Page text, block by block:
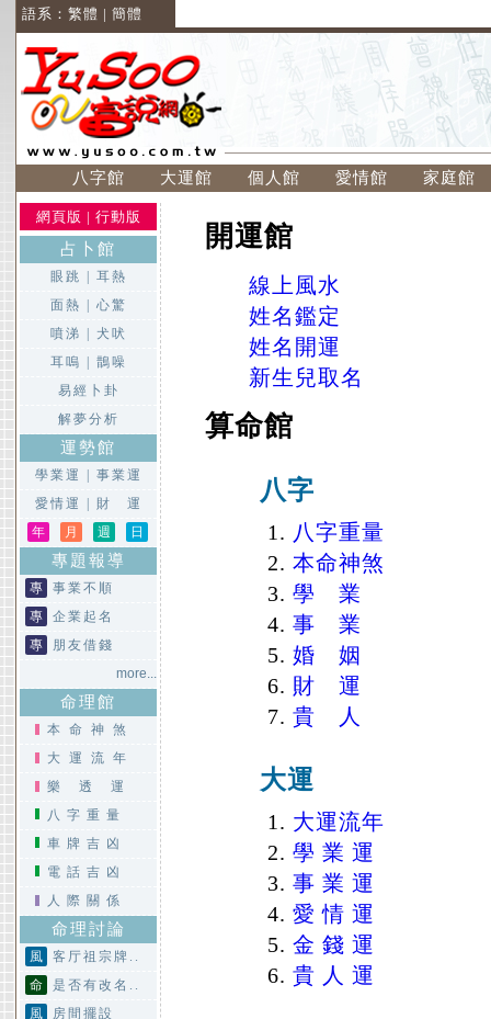
語系： 繁體 | 簡體
八字館 大運館 個人館 愛情館 家庭館
網頁版 | 行動版
占卜館
眼跳
耳熱
面熱
心驚
噴涕
犬吠
耳嗚
鵲噪
易經卜卦
解夢分析
運勢館
學業運
事業運
愛情運
財 運
年
月 週 日
專題報導
專
事業不順
專
企業起名
專
朋友借錢
more...
命理館
本命神煞
大運流年
樂透運
八字重量
車牌吉凶
電話吉凶
人際關係
命理討論
風
客厅祖宗牌..
命
是否有改名..
風
房間擺設
開運館
線上風水
姓名鑑定
姓名開運
新生兒取名
算命館
八字
八字重量
本命神煞
學 業
事 業
婚 姻
財 運
貴 人
大運
大運流年
學 業 運
事 業 運
愛 情 運
金 錢 運
貴 人 運